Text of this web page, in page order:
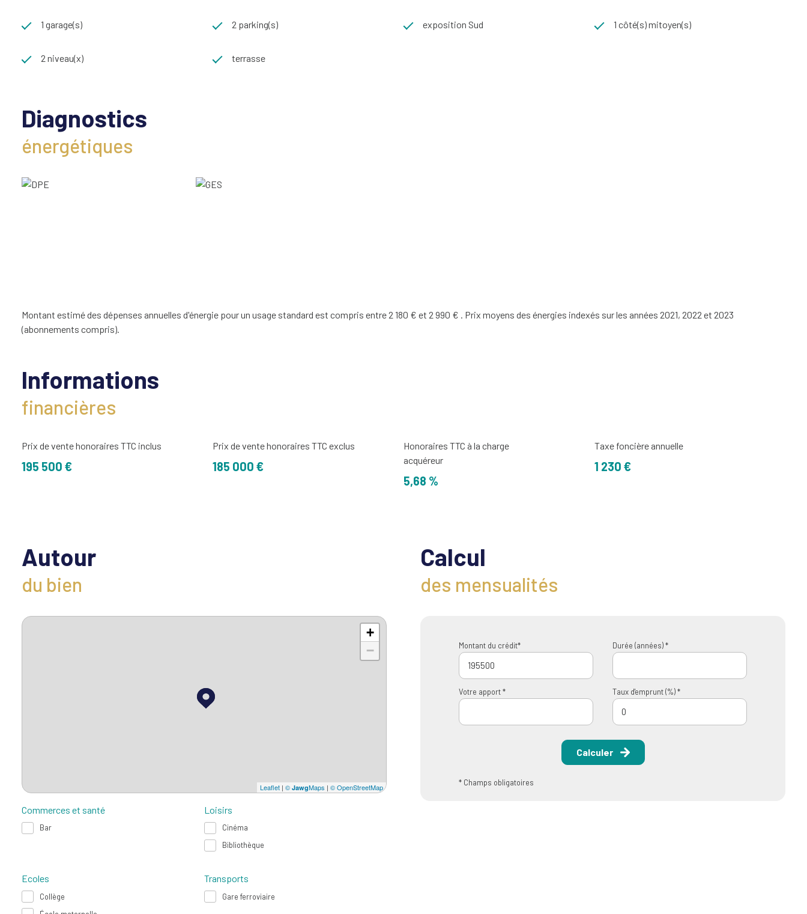
1 garage(s) 2 parking(s) exposition Sud 1 côté(s) mitoyen(s)
2 niveau(x) terrasse
Diagnostics
énergétiques
Montant estimé des dépenses annuelles d'énergie pour un usage standard est compris entre 2 180 € et 2 990 € . Prix moyens des énergies indexés sur les années 2021, 2022 et 2023
(abonnements compris).
Informations
financières
Prix de vente honoraires TTC inclus
195 500 €
Prix de vente honoraires TTC exclus
185 000 €
Honoraires TTC à la charge
acquéreur
5,68 %
Taxe foncière annuelle
1 230 €
Autour
du bien
+
−
Leaflet | © JawgMaps | © OpenStreetMap
Commerces et santé
Bar
Loisirs
Cinéma
Bibliothèque
Ecoles
Collège
Transports
Gare ferroviaire
Calcul
des mensualités
Montant du crédit* Durée (années) *
Votre apport * Taux d'emprunt (%) *
Calculer
* Champs obligatoires